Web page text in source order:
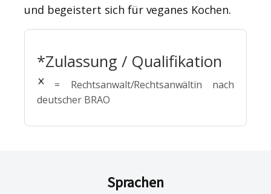
und begeistert sich für veganes Kochen.
*Zulassung / Qualifikation
= Rechtsanwalt/Rechtsanwältin nach
deutscher BRAO
Sprachen